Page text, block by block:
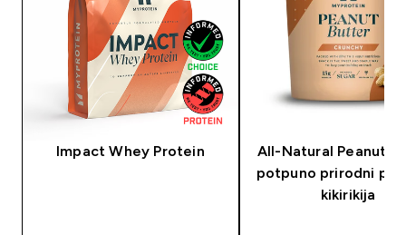
Impact Whey Protein
All-Natural Peanut
potpuno prirodni
kikirikija